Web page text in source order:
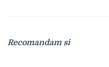
Recomandam si